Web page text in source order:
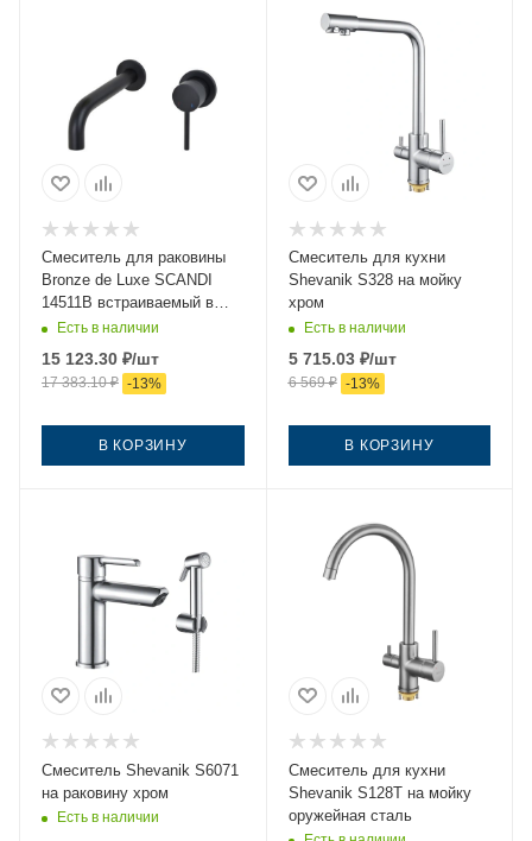
Смеситель для раковины
Bronze de Luxe SCANDI
14511B встраиваемый в
стену черный
Есть в наличии
15 123.30 ₽/шт
17 383.10₽ -13%
В КОРЗИНУ
Смеситель для кухни
Shevanik S328 на мойку
хром
Есть в наличии
5 715.03₽/шт
6 569₽ -13%
В КОРЗИНУ
Смеситель Shevanik S6071
на раковину хром
Есть в наличии
Смеситель для кухни
Shevanik S128T на мойку
оружейная сталь